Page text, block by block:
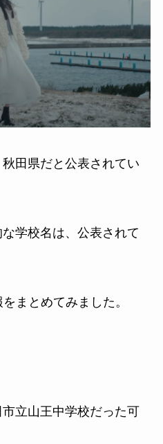
田県だと公表されてい
学校名は、公表されて
まとめてみました。
立山王中学校だった可